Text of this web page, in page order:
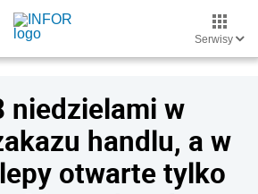
Serwisy
niedzielami w
handlu, a w
otwarte tylko